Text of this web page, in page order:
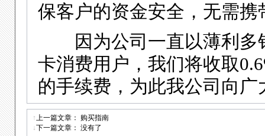
保客户的资金安全，无需
因为公司一直以薄利多
卡消费用户，我们将收取
的手续费，为此我公司向
↑上一篇文章：
购买指南
↓下一篇文章： 没有了